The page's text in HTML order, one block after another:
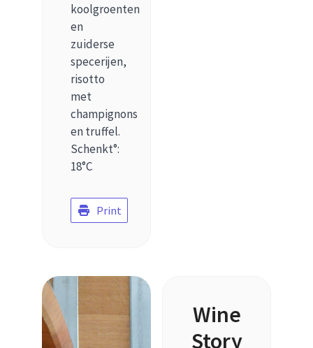
koolgroenten
en
zuiderse
specerijen,
risotto
met
champignons
en truffel.
Schenkt°:
18°C
Print
Wine
Story